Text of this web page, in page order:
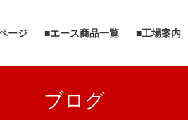
ージ ■エース商品一覧 ■工場案内
ブログ